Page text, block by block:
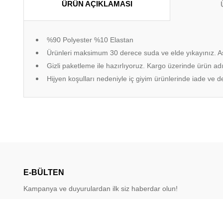
ÜRÜN AÇIKLAMASI
%90 Polyester %10 Elastan
Ürünleri maksimum 30 derece suda ve elde yıkayınız.
Gizli paketleme ile hazırlıyoruz. Kargo üzerinde ürün
Hijyen koşulları nedeniyle iç giyim ürünlerinde iade ve
Ürün açıklamasında eksik bilgiler bulunuyor.
Ürün bilgilerinde hatalar bulunuyor.
E-BÜLTEN
Kampanya ve duyurulardan ilk siz haberdar olun!